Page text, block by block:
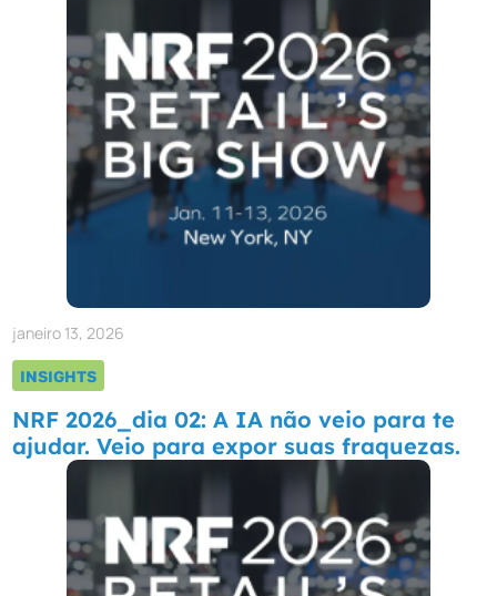
janeiro 13, 2026
INSIGHTS
NRF 2026_dia 02: A IA não veio para te
ajudar. Veio para expor suas fraquezas.